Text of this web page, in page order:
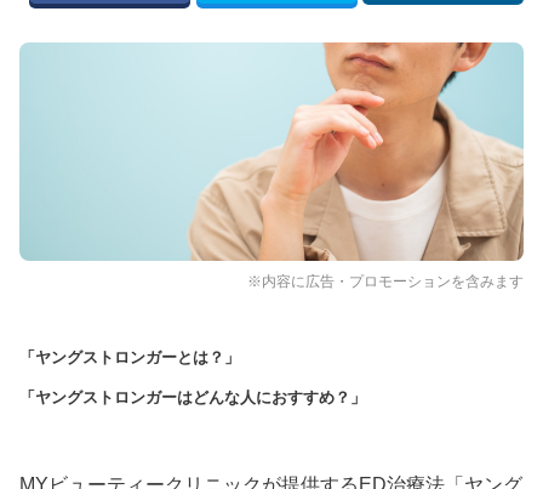
※内容に広告・プロモーションを含みます
「ヤングストロンガーとは？」
「ヤングストロンガーはどんな人におすすめ？」
MYビューティークリニックが提供するED治療法「ヤング